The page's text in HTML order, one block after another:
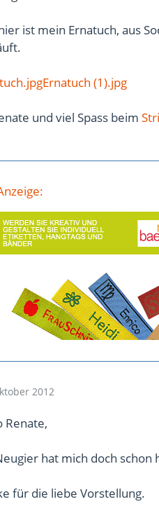
ist mein Ernatuch, aus
Ernatuch (1).jpg
und viel Spass beim
2012
Renate,
hat mich doch
für die liebe Vorstellung.